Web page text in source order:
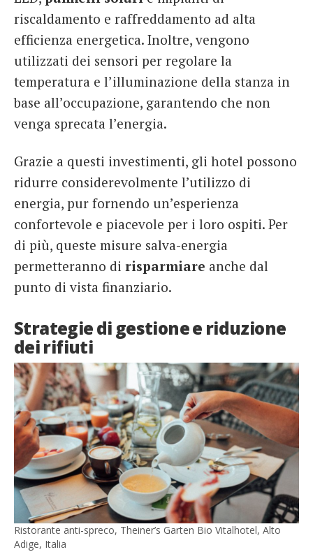
riscaldamento e raffreddamento ad alta
efficienza energetica. Inoltre, vengono
utilizzati dei sensori per regolare la
temperatura e l’illuminazione della stanza in
base all’occupazione, garantendo che non
venga sprecata l’energia.
Grazie a questi investimenti, gli hotel possono
ridurre considerevolmente l’utilizzo di
energia, pur fornendo un’esperienza
confortevole e piacevole per i loro ospiti. Per
di più, queste misure salva-energia
permetteranno di risparmiare anche dal
punto di vista finanziario.
Strategie di gestione e riduzione
dei rifiuti
Ristorante anti-spreco, Theiner’s Garten Bio Vitalhotel, Alto
Adige, Italia